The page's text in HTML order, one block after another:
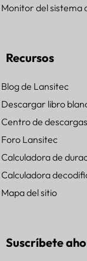
Monitor del sistema
Recursos
Blog de Lansitec
Descargar libro
Centro de descargas
Foro Lansitec
Calculadora de
Calculadora
Mapa del sitio
Suscríbete